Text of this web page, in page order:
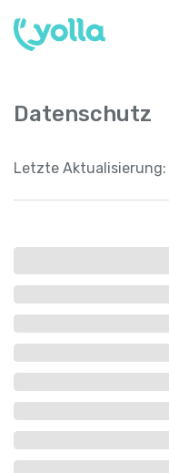
Datenschutz
Letzte Aktualisierung: